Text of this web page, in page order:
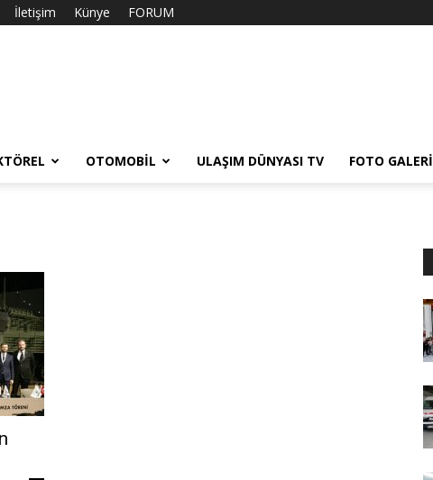
İletişim Künye FORUM
OTOMOBIL ULAŞIM DÜNYASI TV FOTO GALERI